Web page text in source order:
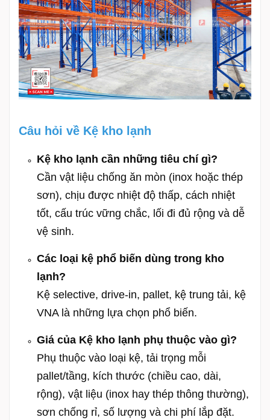
Câu hỏi về Kệ kho lạnh
Kệ kho lạnh cần những tiêu chí gì?
Cần vật liệu chống ăn mòn (inox hoặc thép
sơn), chịu được nhiệt độ thấp, cách nhiệt
tốt, cấu trúc vững chắc, lối đi đủ rộng và dễ
vệ sinh.
Các loại kệ phổ biến dùng trong kho
lạnh?
Kệ selective, drive-in, pallet, kệ trung tải, kệ
VNA là những lựa chọn phổ biến.
Giá của Kệ kho lạnh phụ thuộc vào gì?
Phụ thuộc vào loại kệ, tải trọng mỗi
pallet/tầng, kích thước (chiều cao, dài,
rộng), vật liệu (inox hay thép thông thường),
sơn chống rỉ, số lượng và chi phí lắp đặt.